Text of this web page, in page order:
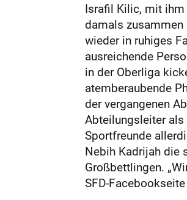
Israfil Kilic, mit ihm
damals
wieder in ruhiges
ausreichende
in der Oberliga
atemberaubende
der vergangenen
Abteilungsleiter als
Sportfreunde
Nebih Kadrijah die
Großbettlingen.
SFD-